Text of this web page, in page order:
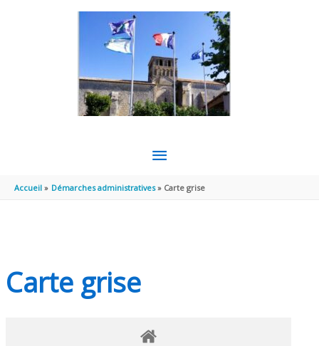
MENU
PRINCIPAL
Accueil Démarches administratives Carte grise
Carte grise